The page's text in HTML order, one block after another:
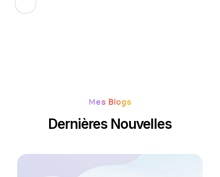
Mes Blogs
Dernières Nouvelles